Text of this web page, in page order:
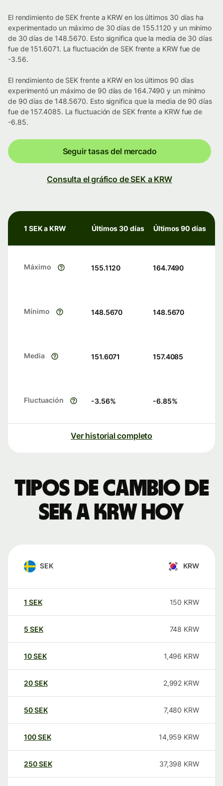
El rendimiento de SEK frente a KRW en los últimos 30 días ha
experimentado un máximo de 30 días de 155.1120 y un mínimo
de 30 días de 148.5670. Esto significa que la media de 30 días
fue de 151.6071. La fluctuación de SEK frente a KRW fue de
-3.56.
El rendimiento de SEK frente a KRW en los últimos 90 días
experimentó un máximo de 90 días de 164.7490 y un mínimo
de 90 días de 148.5670. Esto significa que la media de 90 días
fue de 157.4085. La fluctuación de SEK frente a KRW fue de
-6.85.
Seguir tasas del mercado
Consulta el gráfico de SEK a KRW
1 SEK a KRW Últimos 30 días Últimos 90 días
Máximo 155.1120 164.7490
Mínimo 148.5670 148.5670
Media 151.6071 157.4085
Fluctuación -3.56% -6.85%
Ver historial completo
Tipos de cambio de
SEK a KRW hoy
SEK KRW
1 SEK 150 KRW
5 SEK 748 KRW
10SEK 1,496 KRW
20SEK 2,992 KRW
50SEK 7,480 KRW
100SEK 14,959 KRW
250SEK 37,398 KRW